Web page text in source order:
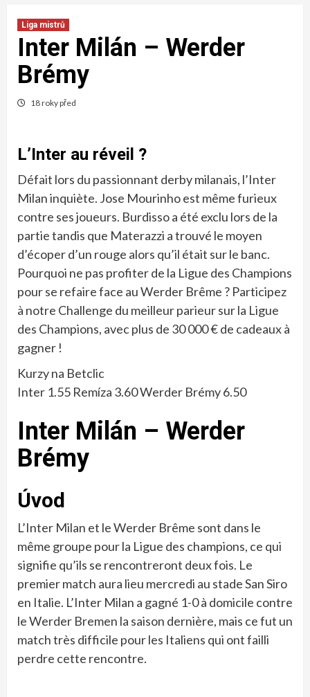
Liga mistrů
Inter Milán – Werder
Brémy
18 roky před
L’Inter au réveil ?
Défait lors du passionnant derby milanais, l’Inter
Milan inquiète. Jose Mourinho est même furieux
contre ses joueurs. Burdisso a été exclu lors de la
partie tandis que Materazzi a trouvé le moyen
d’écoper d’un rouge alors qu’il était sur le banc.
Pourquoi ne pas profiter de la Ligue des Champions
pour se refaire face au Werder Brême ? Participez
à notre Challenge du meilleur parieur sur la Ligue
des Champions, avec plus de 30 000 € de cadeaux à
gagner !
Kurzy na Betclic
Inter 1.55 Remíza 3.60 Werder Brémy 6.50
Inter Milán – Werder
Brémy
Úvod
L’Inter Milan et le Werder Brême sont dans le
même groupe pour la Ligue des champions, ce qui
signifie qu’ils se rencontreront deux fois. Le
premier match aura lieu mercredi au stade San Siro
en Italie. L’Inter Milan a gagné 1-0 à domicile contre
le Werder Bremen la saison dernière, mais ce fut un
match très difficile pour les Italiens qui ont failli
perdre cette rencontre.